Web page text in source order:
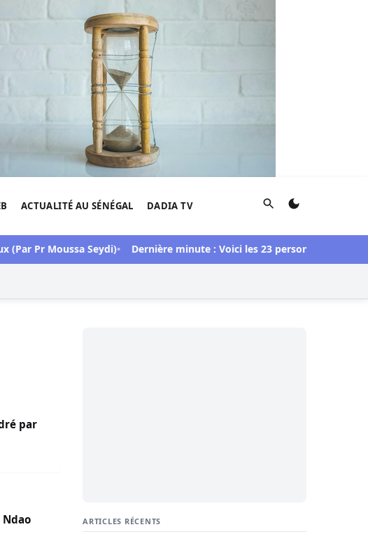
ACTUALITÉ AU SÉNÉGAL DADIA TV Rechercher
Pr Moussa Seydi) Dernière minute : Voici les 23 personnes libérées
par
ARTICLES RÉCENTS